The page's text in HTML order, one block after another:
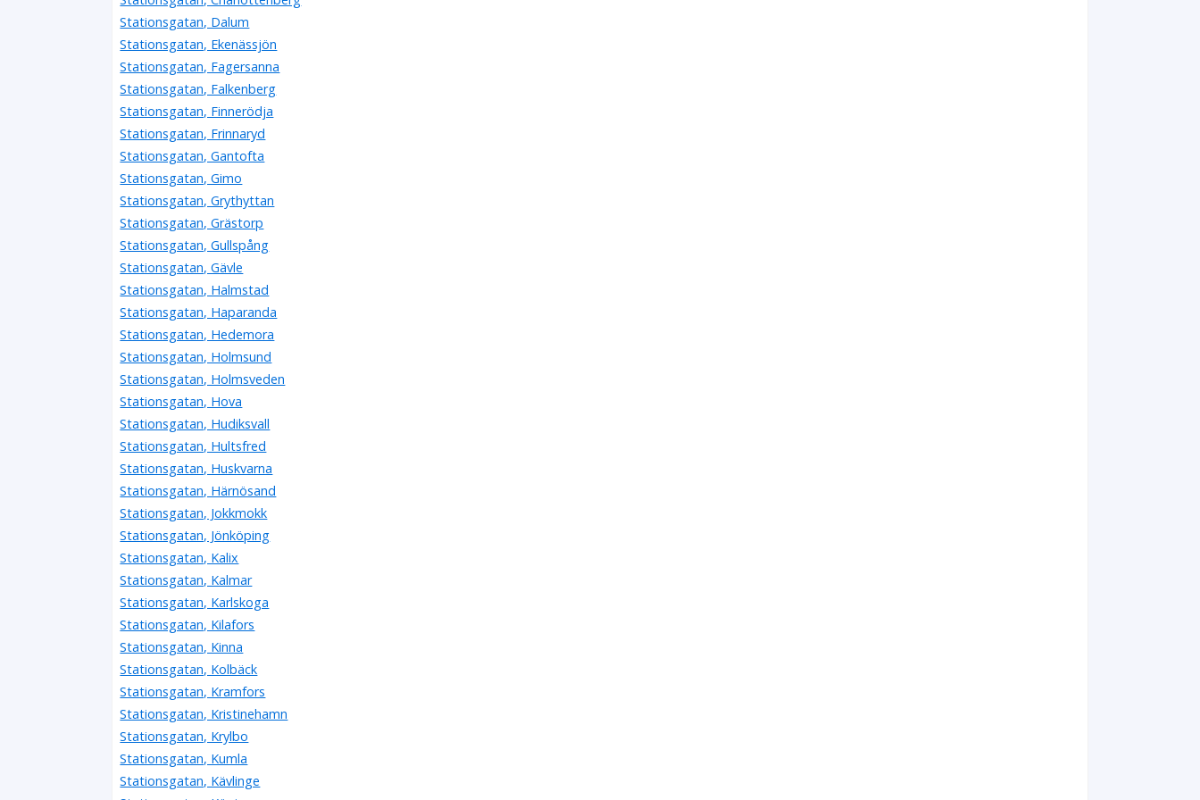
Stationsgatan, Dalum
Stationsgatan, Ekenässjön
Stationsgatan, Fagersanna
Stationsgatan, Falkenberg
Stationsgatan, Finnerödja
Stationsgatan, Frinnaryd
Stationsgatan, Gantofta
Stationsgatan, Gimo
Stationsgatan, Grythyttan
Stationsgatan, Grästorp
Stationsgatan, Gullspång
Stationsgatan, Gävle
Stationsgatan, Halmstad
Stationsgatan, Haparanda
Stationsgatan, Hedemora
Stationsgatan, Holmsund
Stationsgatan, Holmsveden
Stationsgatan, Hova
Stationsgatan, Hudiksvall
Stationsgatan, Hultsfred
Stationsgatan, Huskvarna
Stationsgatan, Härnösand
Stationsgatan, Jokkmokk
Stationsgatan, Jönköping
Stationsgatan, Kalix
Stationsgatan, Kalmar
Stationsgatan, Karlskoga
Stationsgatan, Kilafors
Stationsgatan, Kinna
Stationsgatan, Kolbäck
Stationsgatan, Kramfors
Stationsgatan, Kristinehamn
Stationsgatan, Krylbo
Stationsgatan, Kumla
Stationsgatan, Kävlinge